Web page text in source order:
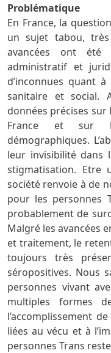
Problématique
En France, la
un sujet tabou,
avancées ont été
administratif et
d’inconnues quant
sanitaire et social.
données précises
France et sur
démographiques.
leur invisibilité dans
stigmatisation. Etre
société renvoie à de
pour les personnes
probablement de
Malgré les avancées
et traitement, le
toujours très
séropositives. Nous
personnes vivant
multiples formes
l’accomplissement
liées au vécu et à
personnes Trans